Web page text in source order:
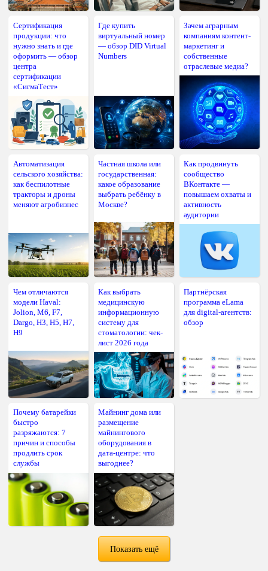
Сертификация
продукции: что
нужно знать и где
оформить — обзор
центра
сертификации
«СигмаТест»
Где купить
виртуальный номер
— обзор DID Virtual
Numbers
Зачем аграрным
компаниям контент-
маркетинг и
собственные
отраслевые медиа?
Автоматизация
сельского хозяйства:
как беспилотные
тракторы и дроны
меняют агробизнес
Частная школа или
государственная:
какое образование
выбрать ребёнку в
Москве?
Как продвинуть
сообщество
ВКонтакте —
повышаем охваты и
активность
аудитории
Чем отличаются
модели Haval:
Jolion, M6, F7,
Dargo, H3, H5, H7,
H9
Как выбрать
медицинскую
информационную
систему для
стоматологии: чек-
лист 2026 года
Партнёрская
программа eLama
для digital-агентств:
обзор
Почему батарейки
быстро
разряжаются: 7
причин и способы
продлить срок
службы
Майнинг дома или
размещение
майнингового
оборудования в
дата-центре: что
выгоднее?
Показать ещё